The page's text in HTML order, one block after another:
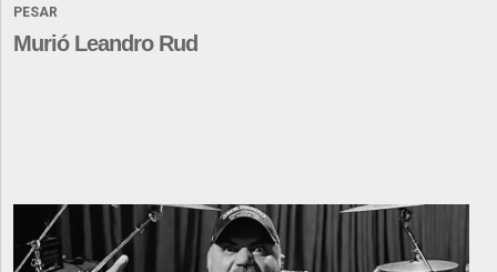
PESAR
Murió Leandro Rud